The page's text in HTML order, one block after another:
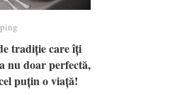
tradiție care îți
nu doar perfectă,
puțin o viață!
tradiție care îți
nu doar perfectă,
puțin o viață!